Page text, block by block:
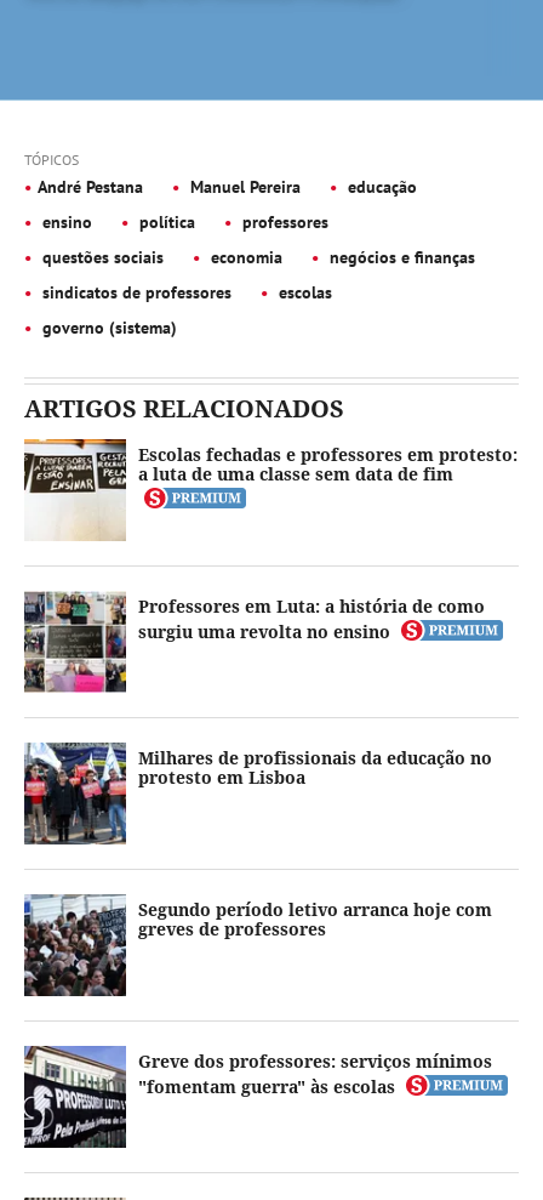
TÓPICOS
André Pestana Manuel Pereira
educação
ensino
política
professores
questões sociais
economia
negócios e finanças
sindicatos de professores
escolas
governo (sistema)
ARTIGOS RELACIONADOS
Escolas fechadas e professores em protesto:
a luta de uma classe sem data de fim
Professores em Luta: a história de como
surgiu uma revolta no ensino
Milhares de profissionais da educação no
protesto em Lisboa
Segundo período letivo arranca hoje com
greves de professores
Greve dos professores: serviços mínimos
"fomentam guerra" às escolas